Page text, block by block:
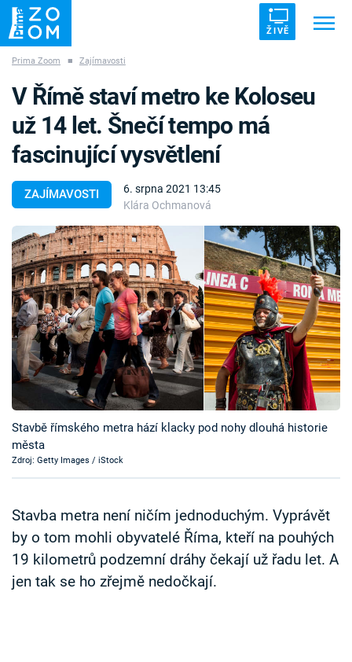
ŽIVĚ
ZÁHADY VETŘELCI DÁVNOVĚKU
Témata
Témata
Pořady
TV Program
Časopis
Sledujte prima+
Přihlášení
Sledujte nás
Prima Zoom ■ Zajímavosti
ZAJÍMAVOSTI
6. srpna 2021 13:45
Klára Ochmanová
V Římě staví metro ke Koloseu
už 14 let. Šnečí tempo má
fascinující vysvětlení
Stavbě římského metra hází klacky pod nohy dlouhá historie
města
Zdroj: Getty Images / iStock
Stavba metra není ničím jednoduchým. Vyprávět
by o tom mohli obyvatelé Říma, kteří na pouhých
19 kilometrů podzemní dráhy čekají už řadu let. A
jen tak se ho zřejmě nedočkají.